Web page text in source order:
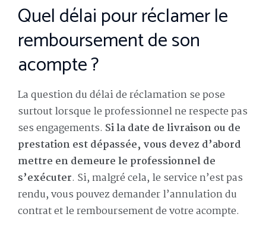
Quel délai pour réclamer le
remboursement de son
acompte ?
La question du délai de réclamation se pose
surtout lorsque le professionnel ne respecte pas
ses engagements. Si la date de livraison ou de
prestation est dépassée, vous devez d’abord
mettre en demeure le professionnel de
s’exécuter. Si, malgré cela, le service n’est pas
rendu, vous pouvez demander l’annulation du
contrat et le remboursement de votre acompte.